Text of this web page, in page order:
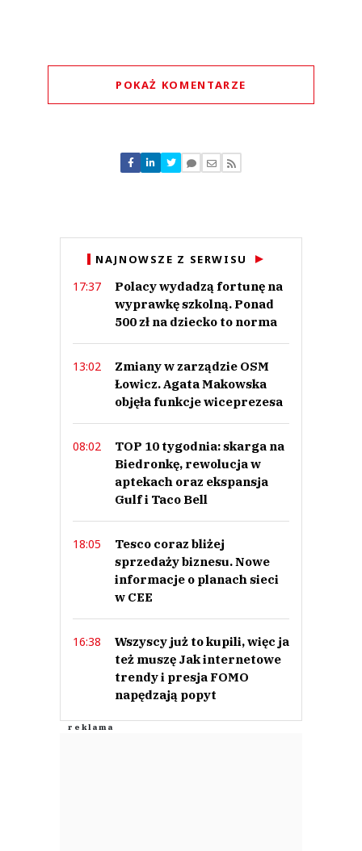
POKAŻ KOMENTARZE
Nie znaleziono komentarzy
Zostaw swoje komentarze
NAJNOWSZE Z SERWISU
17:37
Polacy wydadzą fortunę na
wyprawkę szkolną. Ponad
500 zł na dziecko to norma
13:02
Zmiany w zarządzie OSM
Łowicz. Agata Makowska
objęła funkcje wiceprezesa
08:02
TOP 10 tygodnia: skarga na
Biedronkę, rewolucja w
aptekach oraz ekspansja
Gulf i Taco Bell
18:05
Tesco coraz bliżej
sprzedaży biznesu. Nowe
informacje o planach sieci
w CEE
16:38
Wszyscy już to kupili, więc ja
też muszę Jak internetowe
trendy i presja FOMO
napędzają popyt